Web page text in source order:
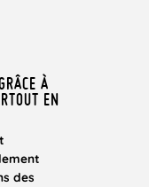
À
EN
des